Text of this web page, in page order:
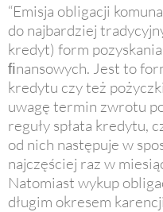
“Emisja obligacji
do najbardziej
kredyt) form
ﬁnansowych. Jest to
kredytu czy też
uwagę termin zwrotu
reguły spłata kredytu,
od nich następuje w
najczęściej raz w
Natomiast wykup
długim okresem